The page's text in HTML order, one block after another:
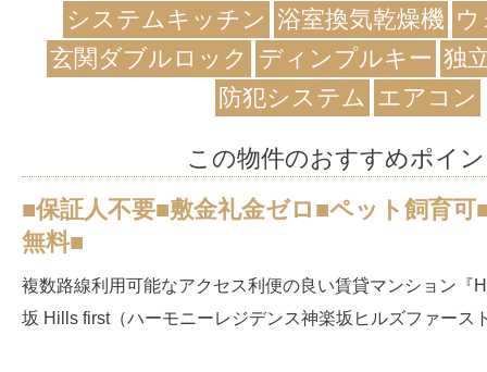
システムキッチン 浴室換気乾燥機
玄関ダブルロック
ディンプルキー 独
防犯システム エアコン
この物件のおすすめポイ
■保証人不要■敷金礼金ゼロ■ペット飼育
無料■
複数路線利用可能なアクセス利便の良い賃貸マンション『
坂 Hills first（ハーモニーレジデンス神楽坂ヒルズファース